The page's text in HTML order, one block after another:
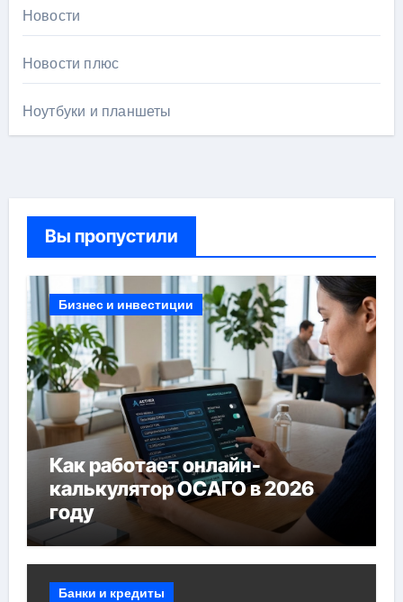
Новости
Новости плюс
Ноутбуки и планшеты
Вы пропустили
Бизнес и инвестиции
Как работает онлайн-
калькулятор ОСАГО в 2026
году
Банки и кредиты